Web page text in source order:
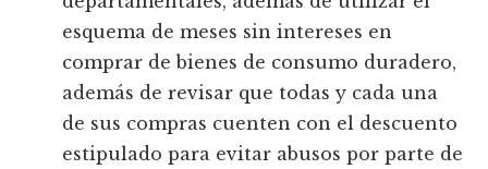
esquema de meses sin intereses en
comprar de bienes de consumo duradero,
además de revisar que todas y cada una
de sus compras cuenten con el descuento
estipulado para evitar abusos por parte de